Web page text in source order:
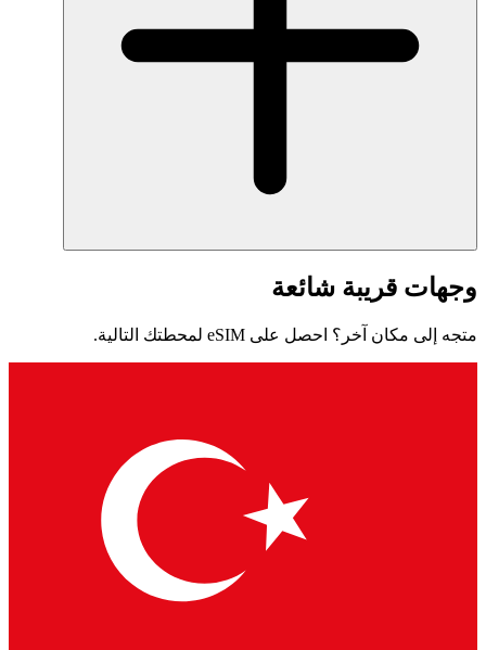
وجهات قريبة شائعة
متجه إلى مكان آخر؟ احصل على eSIM لمحطتك التالية.